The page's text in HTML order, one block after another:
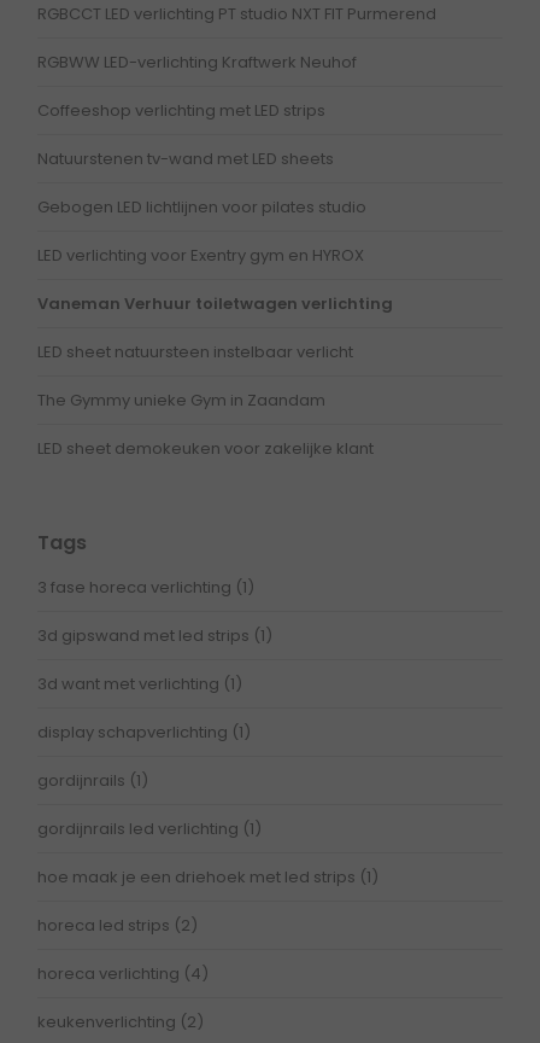
RGBCCT LED verlichting PT studio NXT FIT Purmerend
RGBWW LED-verlichting Kraftwerk Neuhof
Coffeeshop verlichting met LED strips
Natuurstenen tv-wand met LED sheets
Gebogen LED lichtlijnen voor pilates studio
LED verlichting voor Exentry gym en HYROX
Vaneman Verhuur toiletwagen verlichting
LED sheet natuursteen instelbaar verlicht
The Gymmy unieke Gym in Zaandam
LED sheet demokeuken voor zakelijke klant
Tags
3 fase horeca verlichting (1)
3d gipswand met led strips (1)
3d want met verlichting (1)
display schapverlichting (1)
gordijnrails (1)
gordijnrails led verlichting (1)
hoe maak je een driehoek met led strips (1)
horeca led strips (2)
horeca verlichting (4)
keukenverlichting (2)